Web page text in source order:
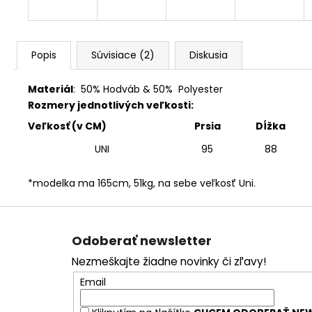
Popis Súvisiace (2) Diskusia
Materiál: 50% Hodváb & 50% Polyester
Rozmery jednotlivých veľkosti:
Veľkosť (v CM)
Prsia
Dĺžka
UNI
95 88
*modelka ma 165cm, 51kg, na sebe veľkosť Uni.
Z
Odoberať newsletter
Nezmeškajte žiadne novinky či zľavy!
Email